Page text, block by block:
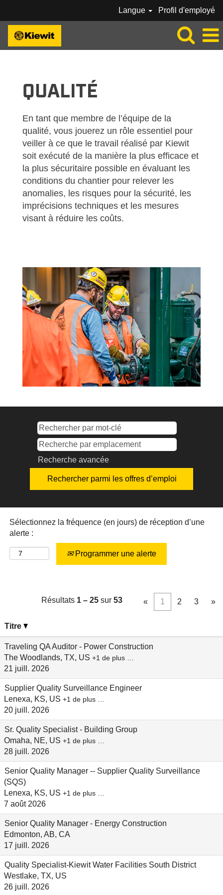
Langue Profil d'employé
QUALITÉ
En tant que membre de l’équipe de la
qualité, vous jouerez un rôle essentiel pour
veiller à ce que le travail réalisé par Kiewit
soit exécuté de la manière la plus efficace et
la plus sécuritaire possible en évaluant les
conditions du chantier pour relever les
anomalies, les risques pour la sécurité, les
imprécisions techniques et les mesures
visant à réduire les coûts.
Recherche avancée
Sélectionnez la fréquence (en jours) de réception d’une
alerte :
Programmer une alerte
Résultats 1 – 25 sur 53 « 1 2 3 »
Titre
Traveling QA Auditor - Power Construction
The Woodlands, TX, US +1 de plus …
21 juill. 2026
Supplier Quality Surveillance Engineer
Lenexa, KS, US +1 de plus …
20 juill. 2026
Sr. Quality Specialist - Building Group
Omaha, NE, US +1 de plus …
28 juill. 2026
Senior Quality Manager -- Supplier Quality Surveillance
(SQS)
Lenexa, KS, US +1 de plus …
7 août 2026
Senior Quality Manager - Energy Construction
Edmonton, AB, CA
17 juill. 2026
Quality Specialist-Kiewit Water Facilities South District
Westlake, TX, US
26 juill. 2026